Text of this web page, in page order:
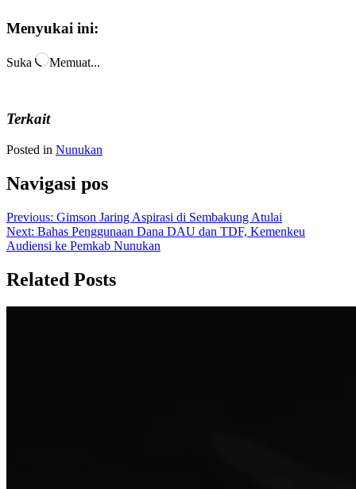
Menyukai ini:
Suka Memuat...
Terkait
Posted in Nunukan
Navigasi pos
Previous: Gimson Jaring Aspirasi di Sembakung Atulai
Next: Bahas Penggunaan Dana DAU dan TDF, Kemenkeu
Audiensi ke Pemkab Nunukan
Related Posts